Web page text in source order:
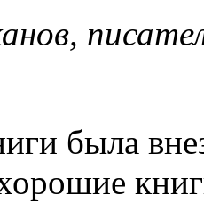
была